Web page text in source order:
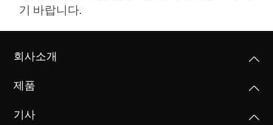
기 바랍니다.
회사소개
제품
기사